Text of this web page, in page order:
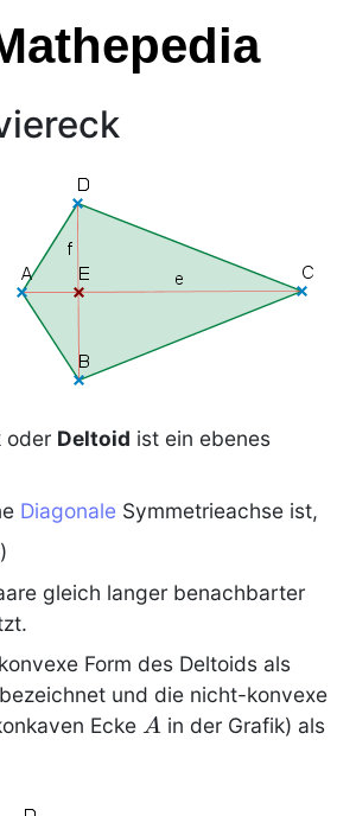
oder Deltoid ist ein ebenes
Diagonale Symmetrieachse ist,
gleich langer benachbarter
Form des Deltoids als
bezeichnet und die nicht-konvexe
Ecke A
A in der Grafik) als